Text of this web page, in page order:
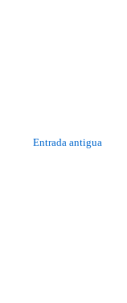
Entrada antigua